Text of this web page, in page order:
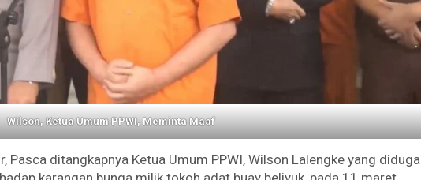
Wilson, Ketua Umum PPWI, Meminta Maaf
Pasca ditangkapnya Ketua Umum PPWI, Wilson Lalengke yang diduga